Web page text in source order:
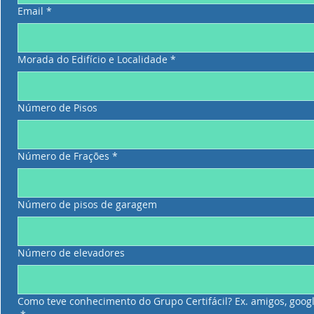
Email *
Morada do Edifício e Localidade *
Número de Pisos
Número de Frações *
Número de pisos de garagem
Número de elevadores
Como teve conhecimento do Grupo Certifácil? Ex. amigos,